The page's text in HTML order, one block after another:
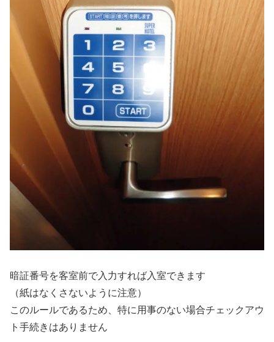
暗証番号を客室前で入力すれば入室できます
（紙はなくさないように注意）
このルールであるため、特に用事のない場合チェックアウ
ト手続きはありません